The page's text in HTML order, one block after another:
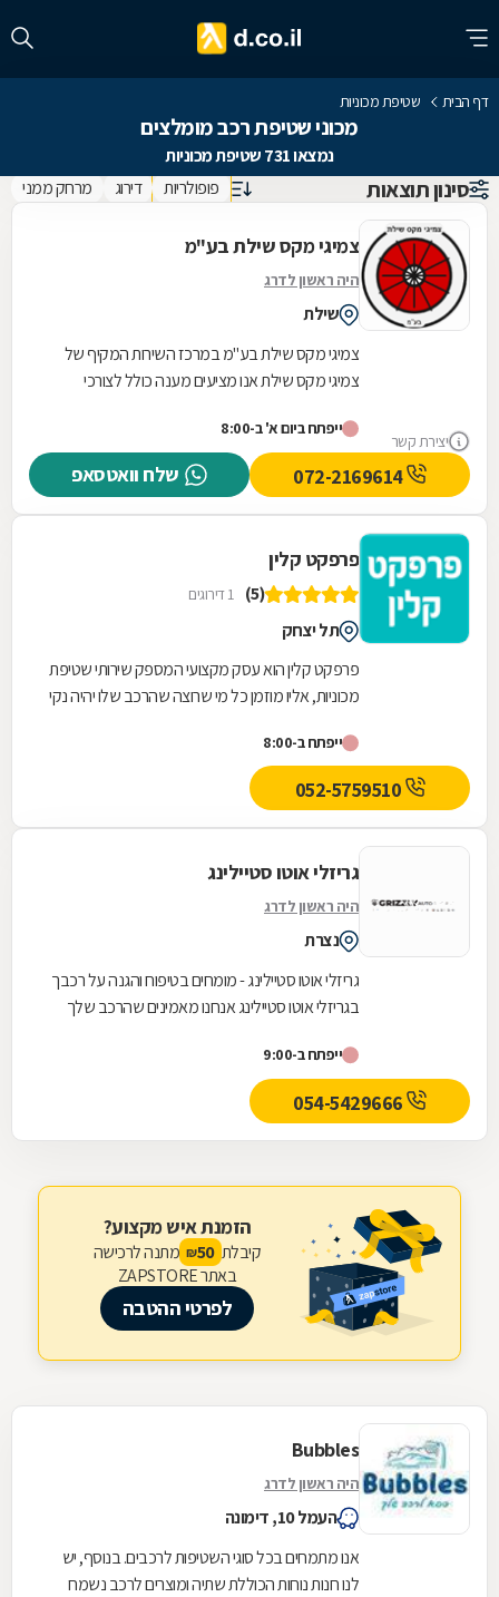
דף הבית שטיפת מכוניות
מכוני שטיפת רכב מומלצים
נמצאו 731 שטיפת מכוניות
סינון תוצאות פופולריות דירוג מרחק ממני
יצירת קשר
צמיגי מקס שילת בע"מ
היה ראשון לדרג
שילת
צמיגי מקס שילת בע"מ במרכז השירות המקיף של
צמיגי מקס שילת אנו מציעים מענה כולל לצורכי
בשטיפת...
ייפתח ביום א' ב-8:00
שלח וואטסאפ 072-2169614
פרפקט קלין
(5) 1 דירוגים
תל יצחק
פרפקט קלין הוא עסק מקצועי המספק שירותי שטיפת
מכוניות, אליו מוזמן כל מי שרוצה שהרכב שלו יהיה נקי
ייפתח ב-8:00
גריזלי אוטו סטיילינג
היה ראשון לדרג
נצרת
גריזלי אוטו סטיילינג - מומחים בטיפוח והגנה על רכבך
בגריזלי אוטו סטיילינג אנחנו מאמינים שהרכב שלך
ייפתח ב-9:00
הזמנת איש מקצוע?
קיבלת 50
₪ מתנה לרכישה
באתר ZAPSTORE
לפרטי ההטבה
Bubbles
היה ראשון לדרג
העמל 10, דימונה
אנו מתמחים בכל סוגי השטיפות לרכבים. בנוסף, יש
לנו חנות נוחות הכוללת שתיה ומוצרים לרכב נשמח